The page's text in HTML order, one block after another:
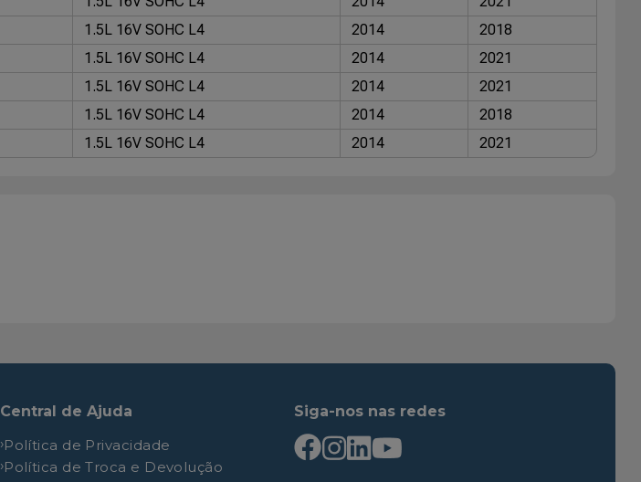
1.5L 16V SOHC L4 2014
2018
1.5L 16V SOHC L4 2014
2021
1.5L 16V SOHC L4 2014
2021
1.5L 16V SOHC L4 2014
2018
1.5L 16V SOHC L4 2014 2021
Central de Ajuda
Política de Privacidade
Política de Troca e Devolução
Siga-nos nas redes